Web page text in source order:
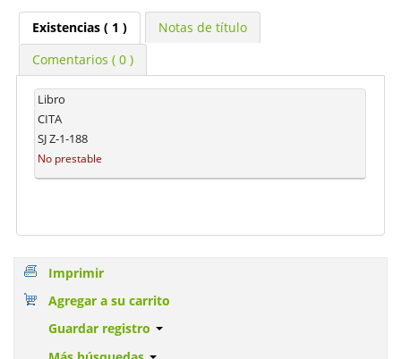
Existencias( 1 )
Notas de título
Comentarios ( 0 )
Libro
CITA
SJ Z-1-188
No prestable
Imprimir
Agregar a su carrito
Guardar registro